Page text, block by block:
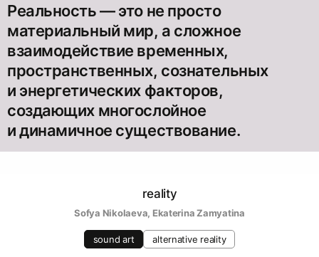
Реальность — это не просто
материальный мир, а сложное
взаимодействие временных,
пространственных, сознательных
и энергетических факторов,
создающих многослойное
и динамичное существование.
reality
Sofya Nikolaeva, Ekaterina Zamyatina
sound art alternative reality